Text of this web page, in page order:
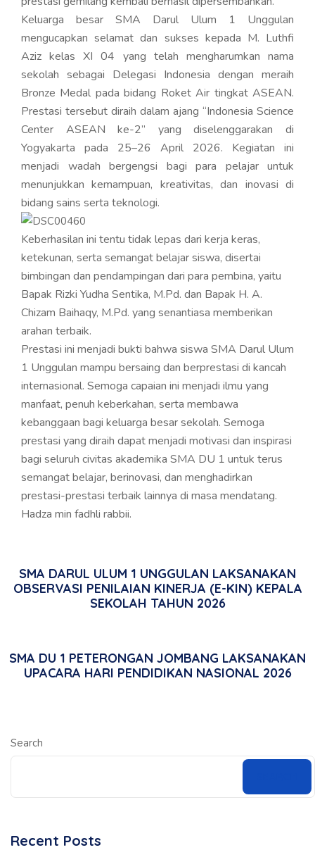
Keluarga besar SMA Darul Ulum 1 Unggulan
mengucapkan selamat dan sukses kepada M. Luthfi
Aziz kelas XI 04 yang telah mengharumkan nama
sekolah sebagai Delegasi Indonesia dengan meraih
Bronze Medal pada bidang Roket Air tingkat ASEAN.
Prestasi tersebut diraih dalam ajang “Indonesia Science
Center ASEAN ke-2” yang diselenggarakan di
Yogyakarta pada 25–26 April 2026. Kegiatan ini
menjadi wadah bergengsi bagi para pelajar untuk
menunjukkan kemampuan, kreativitas, dan inovasi di
bidang sains serta teknologi.
Keberhasilan ini tentu tidak lepas dari kerja keras,
ketekunan, serta semangat belajar siswa, disertai
bimbingan dan pendampingan dari para pembina, yaitu
Bapak Rizki Yudha Sentika, M.Pd. dan Bapak H. A.
Chizam Baihaqy, M.Pd. yang senantiasa memberikan
arahan terbaik.
Prestasi ini menjadi bukti bahwa siswa SMA Darul Ulum
1 Unggulan mampu bersaing dan berprestasi di kancah
internasional. Semoga capaian ini menjadi ilmu yang
manfaat, penuh keberkahan, serta membawa
kebanggaan bagi keluarga besar sekolah. Semoga
prestasi yang diraih dapat menjadi motivasi dan inspirasi
bagi seluruh civitas akademika SMA DU 1 untuk terus
semangat belajar, berinovasi, dan menghadirkan
prestasi-prestasi terbaik lainnya di masa mendatang.
Hadza min fadhli rabbii.
SMA DARUL ULUM 1 UNGGULAN LAKSANAKAN
OBSERVASI PENILAIAN KINERJA (E-KIN) KEPALA
SEKOLAH TAHUN 2026
SMA DU 1 PETERONGAN JOMBANG LAKSANAKAN
UPACARA HARI PENDIDIKAN NASIONAL 2026
Search
Recent Posts